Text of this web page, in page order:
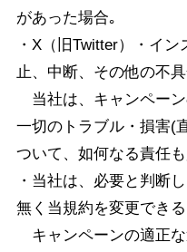
があった場合｡
・X（旧Twitter）・イ
止、中断、その他の不
当社は、キャンペー
一切のトラブル・損害(
ついて、如何なる責任も
・当社は、必要と判断
無く当規約を変更できる
キャンペーンの適正